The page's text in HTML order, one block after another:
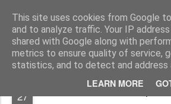
This site uses cookies from Google
and to analyze traffic. Your IP
shared with Google along with
metrics to ensure quality of service,
statistics, and to detect and address
LEARN MORE
Vilius Kraujutis Užrašai
Home About Feisbukas.lt
27 Paskaita apie